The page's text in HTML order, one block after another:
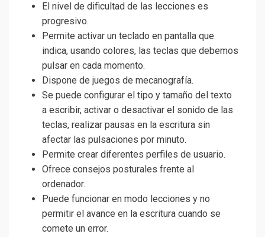
El nivel de dificultad de las lecciones es
progresivo.
Permite activar un teclado en pantalla que
indica, usando colores, las teclas que debemos
pulsar en cada momento.
Dispone de juegos de mecanografía.
Se puede configurar el tipo y tamaño del texto
a escribir, activar o desactivar el sonido de las
teclas, realizar pausas en la escritura sin
afectar las pulsaciones por minuto.
Permite crear diferentes perfiles de usuario.
Ofrece consejos posturales frente al
ordenador.
Puede funcionar en modo lecciones y no
permitir el avance en la escritura cuando se
comete un error.